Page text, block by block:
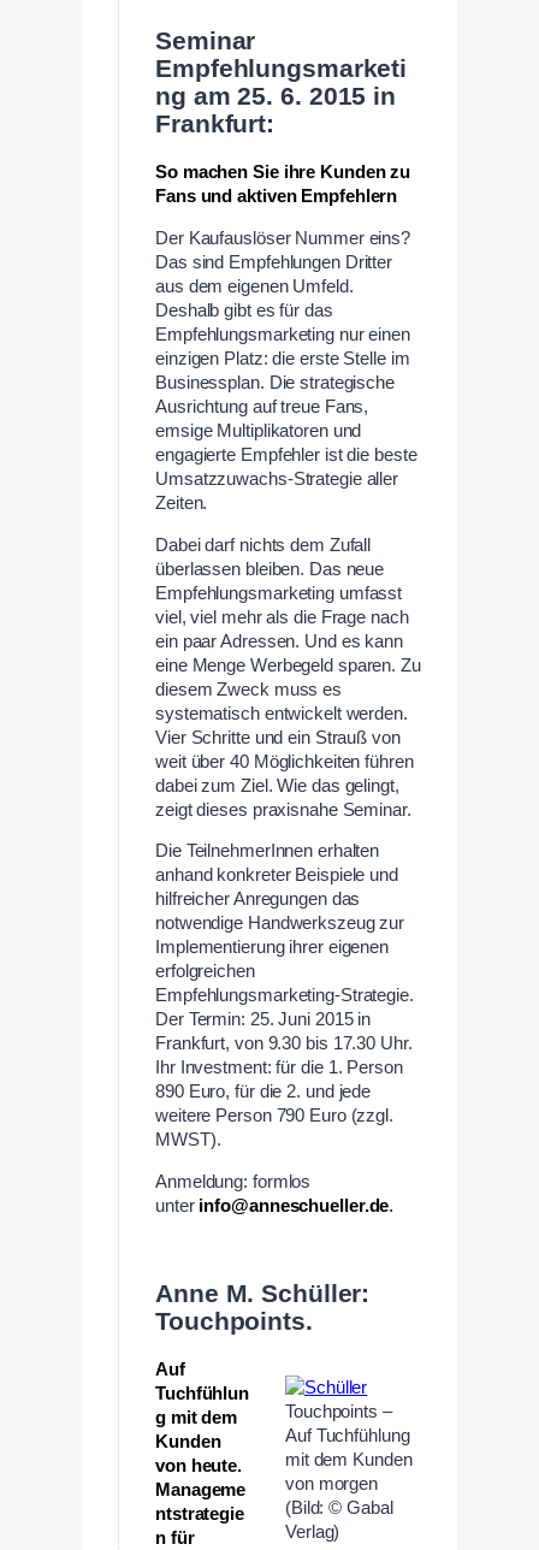
Seminar
Empfehlungsmarketi
ng am 25. 6. 2015 in
Frankfurt:
So machen Sie ihre Kunden zu
Fans und aktiven Empfehlern
Der Kaufauslöser Nummer eins?
Das sind Empfehlungen Dritter
aus dem eigenen Umfeld.
Deshalb gibt es für das
Empfehlungsmarketing nur einen
einzigen Platz: die erste Stelle im
Businessplan. Die strategische
Ausrichtung auf treue Fans,
emsige Multiplikatoren und
engagierte Empfehler ist die beste
Umsatzzuwachs-Strategie aller
Zeiten.
Dabei darf nichts dem Zufall
überlassen bleiben. Das neue
Empfehlungsmarketing umfasst
viel, viel mehr als die Frage nach
ein paar Adressen. Und es kann
eine Menge Werbegeld sparen. Zu
diesem Zweck muss es
systematisch entwickelt werden.
Vier Schritte und ein Strauß von
weit über 40 Möglichkeiten führen
dabei zum Ziel. Wie das gelingt,
zeigt dieses praxisnahe Seminar.
Die TeilnehmerInnen erhalten
anhand konkreter Beispiele und
hilfreicher Anregungen das
notwendige Handwerkszeug zur
Implementierung ihrer eigenen
erfolgreichen
Empfehlungsmarketing-Strategie.
Der Termin: 25. Juni 2015 in
Frankfurt, von 9.30 bis 17.30 Uhr.
Ihr Investment: für die 1. Person
890 Euro, für die 2. und jede
weitere Person 790 Euro (zzgl.
MWST).
Anmeldung: formlos
unter info@anneschueller.de.
Anne M. Schüller:
Touchpoints.
Touchpoints –
Auf Tuchfühlung
mit dem Kunden
von morgen
(Bild: © Gabal
Verlag)
Auf
Tuchfühlun
g mit dem
Kunden
von heute.
Manageme
ntstrategie
n für